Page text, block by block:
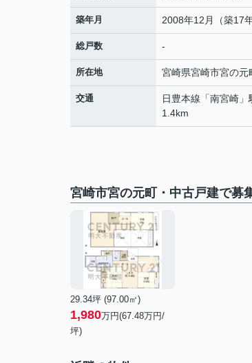
築年月 2008年12月（築17年
総戸数 -
所在地 宮崎県宮崎市宮の元
交通 日豊本線 「南宮崎
1.4km
宮崎市宮の元町・中古戸建で募
29.34坪 (97.00㎡)
1,980万円(67.48万円/
坪)